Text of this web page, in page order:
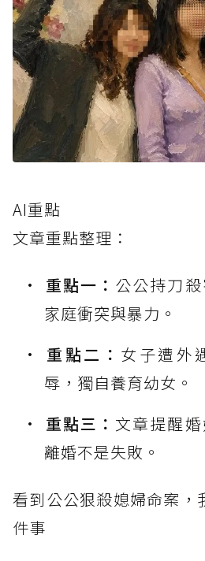
AI重點
文章重點整理：
重點一： 公公持刀
家庭衝突與暴力。
重點二： 女子遭外
辱，獨自養育幼女。
重點三： 文章提醒
離婚不是失敗。
看到公公狠殺媳婦命案，
件事